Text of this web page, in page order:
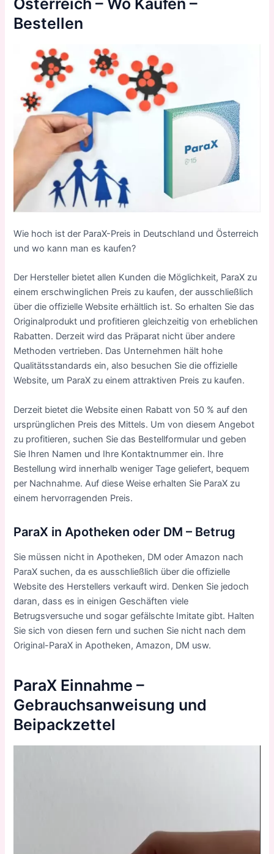
Österreich – Wo Kaufen –
Bestellen
Wie hoch ist der ParaX-Preis in Deutschland und Österreich
und wo kann man es kaufen?
Der Hersteller bietet allen Kunden die Möglichkeit, ParaX zu
einem erschwinglichen Preis zu kaufen, der ausschließlich
über die offizielle Website erhältlich ist. So erhalten Sie das
Originalprodukt und profitieren gleichzeitig von erheblichen
Rabatten. Derzeit wird das Präparat nicht über andere
Methoden vertrieben. Das Unternehmen hält hohe
Qualitätsstandards ein, also besuchen Sie die offizielle
Website, um ParaX zu einem attraktiven Preis zu kaufen.
Derzeit bietet die Website einen Rabatt von 50 % auf den
ursprünglichen Preis des Mittels. Um von diesem Angebot
zu profitieren, suchen Sie das Bestellformular und geben
Sie Ihren Namen und Ihre Kontaktnummer ein. Ihre
Bestellung wird innerhalb weniger Tage geliefert, bequem
per Nachnahme. Auf diese Weise erhalten Sie ParaX zu
einem hervorragenden Preis.
ParaX in Apotheken oder DM – Betrug
Sie müssen nicht in Apotheken, DM oder Amazon nach
ParaX suchen, da es ausschließlich über die offizielle
Website des Herstellers verkauft wird. Denken Sie jedoch
daran, dass es in einigen Geschäften viele
Betrugsversuche und sogar gefälschte Imitate gibt. Halten
Sie sich von diesen fern und suchen Sie nicht nach dem
Original-ParaX in Apotheken, Amazon, DM usw.
ParaX Einnahme –
Gebrauchsanweisung und
Beipackzettel